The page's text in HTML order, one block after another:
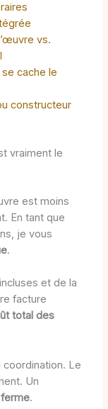
vs.
cache le
constructeur
vraiment le
est moins
En tant que
je vous
.
et de la
facture
total des
Le
Un
.